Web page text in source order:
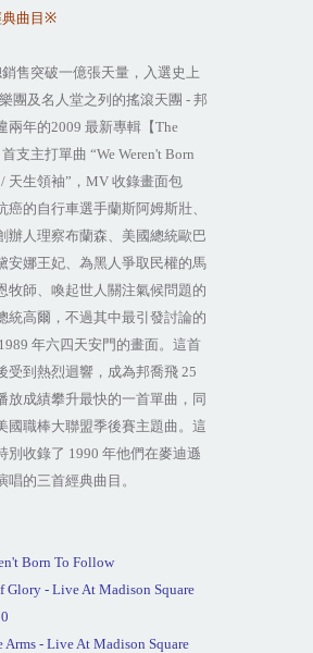
曲目 ※
售突破一億張天量，入選史上
團及名人堂之列的搖滾天團 -邦
兩年的2009最新專輯【The
首支主打單曲 “We Weren't Born
天生領袖” ，MV收錄畫面包
癌的自行車選手蘭斯阿姆斯壯、
辦人理察布蘭森、美國總統歐巴
安娜王妃、為黑人爭取民權的馬
牧師、喚起世人關注氣候問題的
統高爾，不過其中最引發討論的
1989年六四天安門的畫面。這首
受到熱烈迴響，成為邦喬飛 25
放成績攀升最快的一首單曲，同
國職棒大聯盟季後賽主題曲。這
別收錄了 1990年他們在麥迪遜
唱的三首經典曲目。
Born To Follow
Glory - Live At Madison Square
Arms - Live At Madison Square